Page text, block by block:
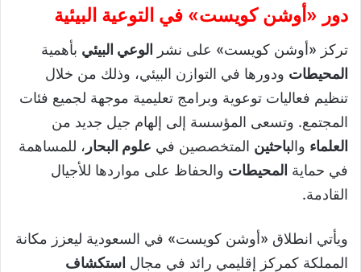
دور «أوشن كويست» في التوعية البيئية
تركز «أوشن كويست» على نشر الوعي البيئي بأهمية
المحيطات ودورها في التوازن البيئي، وذلك من خلال
تنظيم فعاليات توعوية وبرامج تعليمية موجهة لجميع فئات
المجتمع. وتسعى المؤسسة إلى إلهام جيل جديد من
العلماء والباحثين المتخصصين في علوم البحار ، للمساهمة
في حماية المحيطات والحفاظ على مواردها للأجيال
القادمة.
ويأتي انطلاق «أوشن كويست» في السعودية ليعزز مكانة
المملكة كمركز إقليمي رائد في مجال استكشاف